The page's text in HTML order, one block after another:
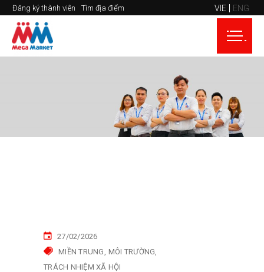
Đăng ký thành viên Tìm địa điểm VIE ENG
27/02/2026
MIỀN TRUNG MÔI TRƯỜNG
TRÁCH NHIỆM XÃ HỘI